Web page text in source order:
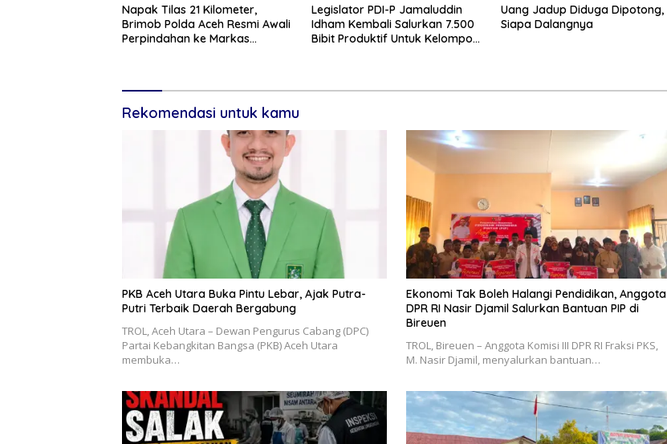
Napak Tilas 21 Kilometer,
Brimob Polda Aceh Resmi Awali
Perpindahan ke Markas
Legislator PDI-P Jamaluddin
Idham Kembali Salurkan 7.500
Bibit Produktif Untuk Kelompok
Uang Jadup Diduga Dipotong,
Siapa Dalangnya
Rekomendasi untuk kamu
PKB Aceh Utara Buka Pintu Lebar, Ajak Putra-
Putri Terbaik Daerah Bergabung
‎TROL, ‎Aceh Utara – Dewan Pengurus Cabang (DPC)
Partai Kebangkitan Bangsa (PKB) Aceh Utara
membuka…
Ekonomi Tak Boleh Halangi Pendidikan, Anggota
DPR RI Nasir Djamil Salurkan Bantuan PIP di
Bireuen
TROL, ‎Bireuen – Anggota Komisi III DPR RI Fraksi PKS,
M. Nasir Djamil, menyalurkan bantuan…